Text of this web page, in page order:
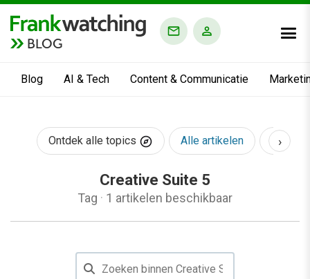
BLOG
Blog AI & Tech Content & Communicatie
Ontdek alle topics Alle artikelen AI &
›
Creative Suite 5
Tag · 1 artikelen beschikbaar